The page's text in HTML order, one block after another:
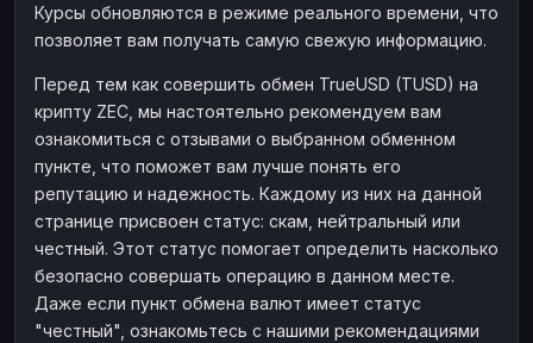
Курсы обновляются в режиме реального времени, что
позволяет вам получать самую свежую информацию.
Перед тем как совершить обмен TrueUSD (TUSD) на
крипту ZEC, мы настоятельно рекомендуем вам
ознакомиться с отзывами о выбранном обменном
пункте, что поможет вам лучше понять его
репутацию и надежность. Каждому из них на данной
странице присвоен статус: скам, нейтральный или
честный. Этот статус помогает определить насколько
безопасно совершать операцию в данном месте.
Даже если пункт обмена валют имеет статус
"честный", ознакомьтесь с нашими рекомендациями